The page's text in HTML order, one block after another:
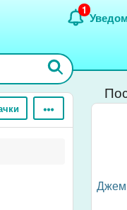
1
Джем